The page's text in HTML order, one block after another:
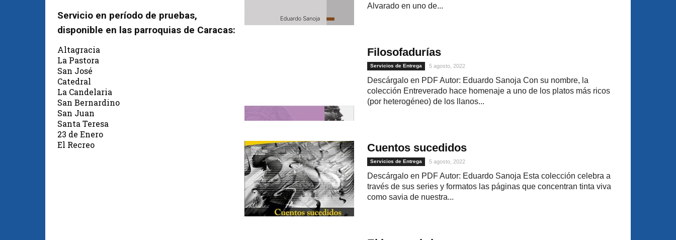
Alvarado en uno de...
Filosofadurías
Servicios de Entrega 5 agosto, 2022
Descárgalo en PDF Autor: Eduardo Sanoja Con su nombre, la
colección Entreverado hace homenaje a uno de los platos más ricos
(por heterogéneo) de los llanos...
Cuentos sucedidos
Servicios de Entrega 5 agosto, 2022
Descárgalo en PDF Autor: Eduardo Sanoja Esta colección celebra a
través de sus series y formatos las páginas que concentran tinta viva
como savia de nuestra...
Servicio en período de pruebas,
disponible en las parroquias de Caracas:
Altagracia
La Pastora
San José
Catedral
La Candelaria
San Bernardino
San Juan
Santa Teresa
23 de Enero
El Recreo